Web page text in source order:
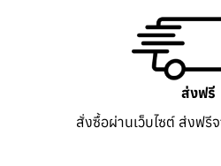
ส่งฟรี
สั่งซื้อผ่านเว็บไซต์ ส่งฟรี